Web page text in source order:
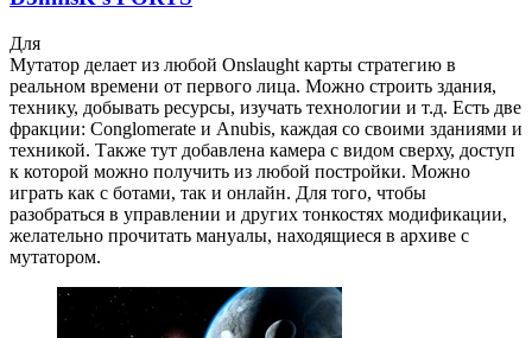
Для
Мутатор делает из любой Onslaught карты стратегию в
реальном времени от первого лица. Можно строить здания,
технику, добывать ресурсы, изучать технологии и т.д. Есть две
фракции: Conglomerate и Anubis, каждая со своими зданиями и
техникой. Также тут добавлена камера с видом сверху, доступ
к которой можно получить из любой постройки. Можно
играть как с ботами, так и онлайн. Для того, чтобы
разобраться в управлении и других тонкостях модификации,
желательно прочитать мануалы, находящиеся в архиве с
мутатором.